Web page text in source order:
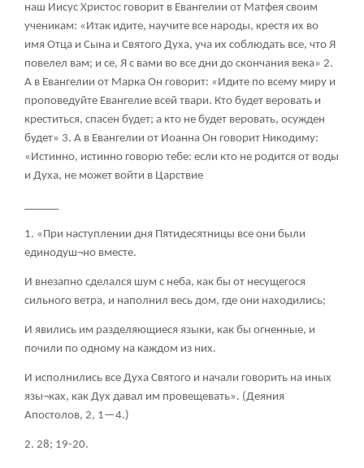
наш Иисус Христос говорит в Евангелии от Матфея своим
ученикам: «Итак идите, научите все народы, крестя их во
имя Отца и Сына и Святого Духа, уча их соблюдать все, что Я
повелел вам; и се, Я с вами во все дни до скончания века» 2.
А в Евангелии от Марка Он говорит: «Идите по всему миру и
проповедуйте Евангелие всей твари. Кто будет веровать и
креститься, спасен будет; а кто не будет веровать, осужден
будет» 3. А в Евангелии от Иоанна Он говорит Никодиму:
«Истинно, истинно говорю тебе: если кто не родится от воды
и Духа, не может войти в Царствие
1. «При наступлении дня Пятидесятницы все они были
единодуш¬но вместе.
И внезапно сделался шум с неба, как бы от несущегося
сильного ветра, и наполнил весь дом, где они находились;
И явились им разделяющиеся языки, как бы огненные, и
почили по одному на каждом из них.
И исполнились все Духа Святого и начали говорить на иных
язы¬ках, как Дух давал им провещевать». (Деяния
Апостолов, 2, 1—4.)
2. 28; 19-20.